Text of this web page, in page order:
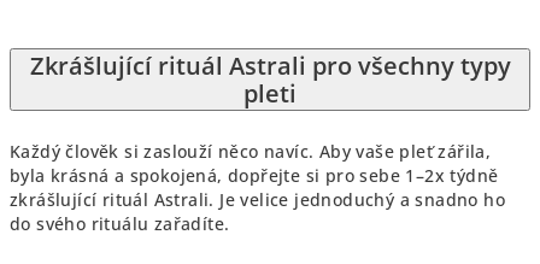
Zkrášlující rituál Astrali pro všechny typy
pleti
Každý člověk si zaslouží něco navíc. Aby vaše pleť zářila,
byla krásná a spokojená, dopřejte si pro sebe 1–2x týdně
zkrášlující rituál Astrali. Je velice jednoduchý a snadno ho
do svého rituálu zařadíte.